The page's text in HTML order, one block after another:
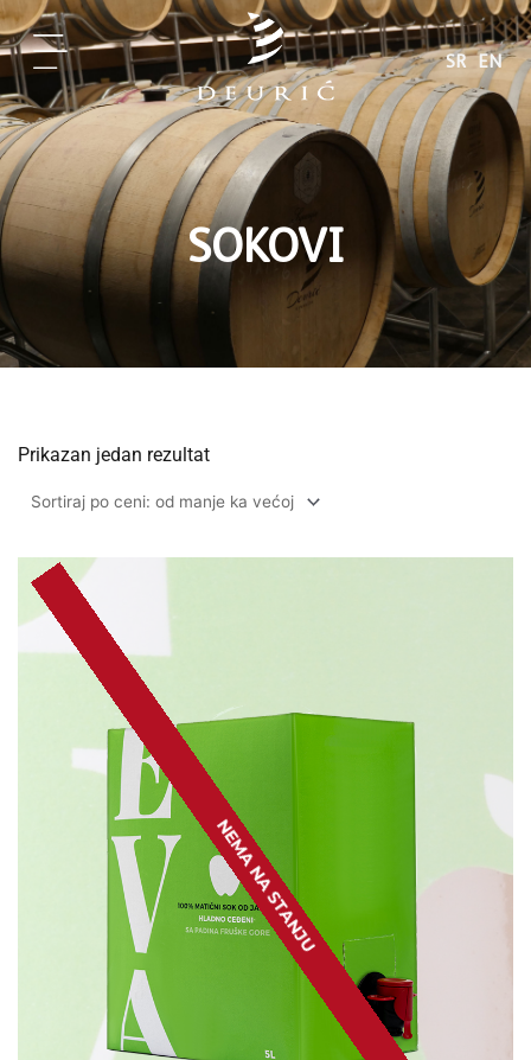
Pređi
na
sadržaj
SR EN
SOKOVI
Prikazan jedan rezultat
NEMA NA STANJU